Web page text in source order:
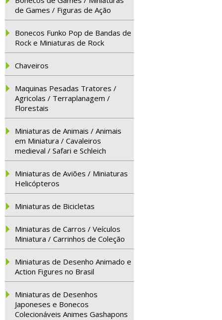
de Games / Figuras de Ação
Bonecos Funko Pop de Bandas de
Rock e Miniaturas de Rock
Chaveiros
Maquinas Pesadas Tratores /
Agricolas / Terraplanagem /
Florestais
Miniaturas de Animais / Animais
em Miniatura / Cavaleiros
medieval / Safari e Schleich
Miniaturas de Aviões / Miniaturas
Helicópteros
Miniaturas de Bicicletas
Miniaturas de Carros / Veículos
Miniatura / Carrinhos de Coleção
Miniaturas de Desenho Animado e
Action Figures no Brasil
Miniaturas de Desenhos
Japoneses e Bonecos
Colecionáveis Animes Gashapons